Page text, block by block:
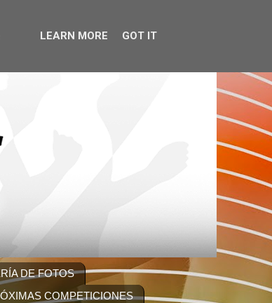
DE FOTOS
COMPETICIONES
LEARN MORE GOT IT